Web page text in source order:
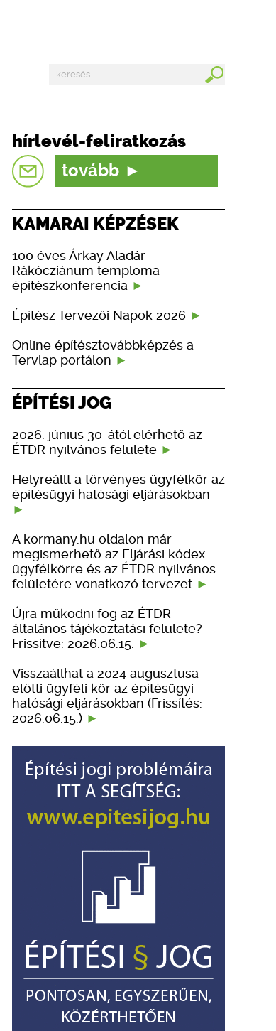
hírlevél-feliratkozás
tovább
KAMARAI KÉPZÉSEK
100 éves Árkay Aladár
Rákócziánum temploma
építészkonferencia
Építész Tervezői Napok 2026
Online építésztovábbképzés a
Tervlap portálon
ÉPÍTÉSI JOG
2026. június 30-ától elérhető az
ÉTDR nyilvános felülete
Helyreállt a törvényes ügyfélkör az
építésügyi hatósági eljárásokban
A kormany.hu oldalon már
megismerhető az Eljárási kódex
ügyfélkörre és az ÉTDR nyilvános
felületére vonatkozó tervezet
Újra működni fog az ÉTDR
általános tájékoztatási felülete? -
Frissítve: 2026.06.15.
Visszaállhat a 2024 augusztusa
előtti ügyféli kör az építésügyi
hatósági eljárásokban (Frissítés:
2026.06.15.)